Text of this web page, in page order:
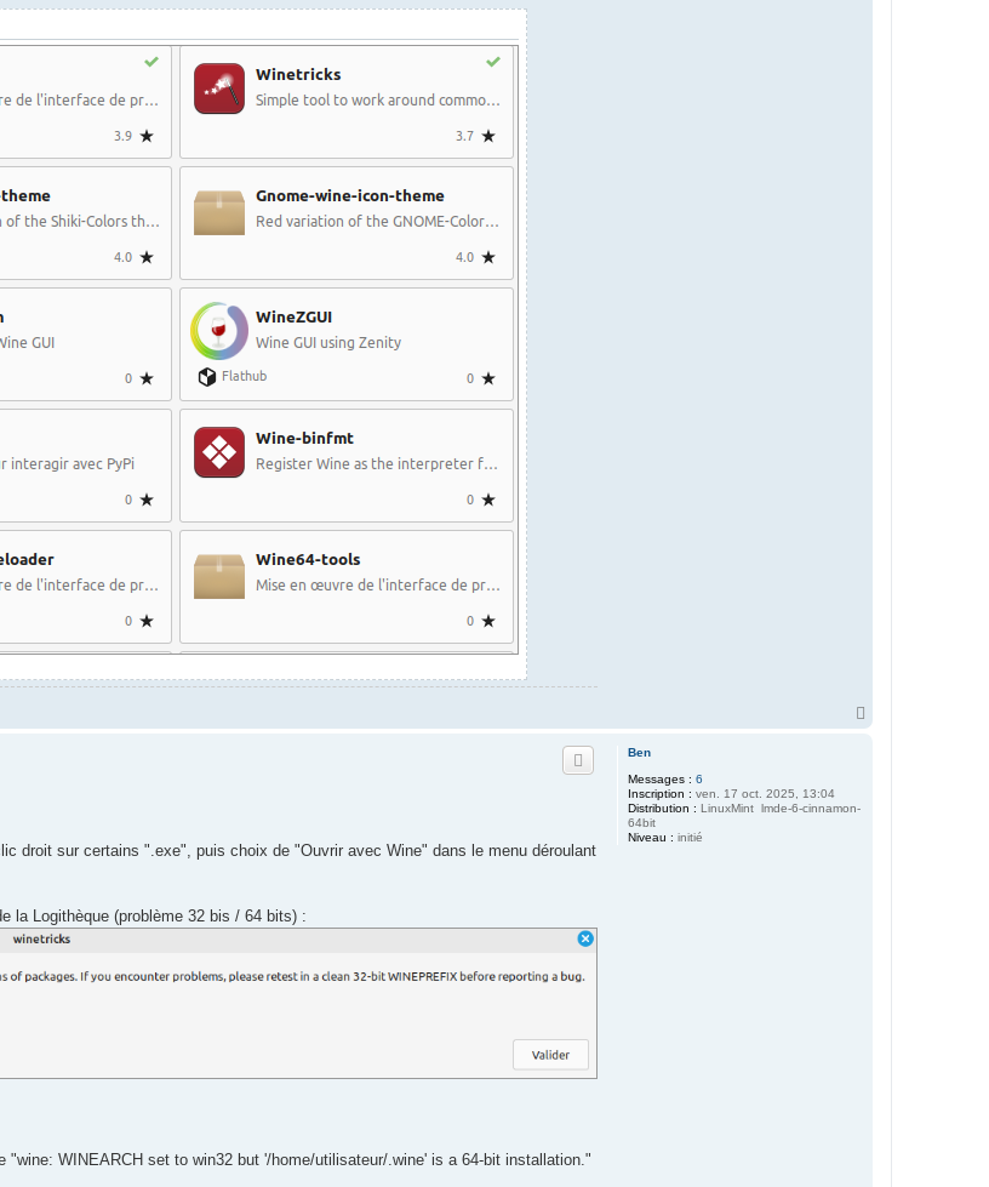
Ben
Messages : 6
Inscription : ven. 17 oct. 2025, 13:04
Distribution : LinuxMint lmde-6-cinnamon-
64bit
Niveau : initié
droit sur certains ".exe", puis choix de "Ouvrir avec Wine" dans le menu déroulant
la Logithèque (problème 32 bis / 64 bits) :
WINEARCH set to win32 but '/home/utilisateur/.wine' is a 64-bit installation."